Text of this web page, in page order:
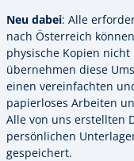
Neu dabei: Alle
nach Österreich
physische Kopien
übernehmen diese
einen vereinfachten
papierloses Arbeiten
Alle von uns erstellten
persönlichen
gespeichert.